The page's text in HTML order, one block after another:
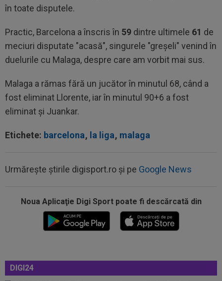
în toate disputele.
Practic, Barcelona a înscris în 59 dintre ultimele 61 de
meciuri disputate "acasă", singurele "greşeli" venind în
duelurile cu Malaga, despre care am vorbit mai sus.
Malaga a rămas fără un jucător în minutul 68, când a
fost eliminat Llorente, iar în minutul 90+6 a fost
eliminat şi Juankar.
Etichete: barcelona, la liga, malaga
Urmărește știrile digisport.ro și pe Google News
Noua Aplicaţie Digi Sport poate fi descărcată din
DIGI24
00:17
Micael Leandro a murit, după ce a fost
împușcat în timpul meciului
Surpriza serii în Europa: rezultat ”strălucitor”
23:53 FOTO
I-a lăsat ”mască”! Ce a făcut Vinicius
Junior, imediat după negocierile cu Real...